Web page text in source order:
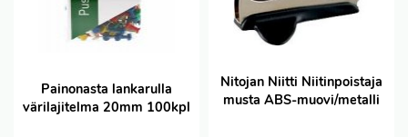
Painonasta lankarulla
värilajitelma 20mm 100kpl
Nitojan Niitti Niitinpoistaja
musta ABS-muovi/metalli